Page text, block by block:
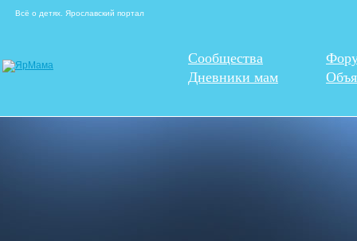
Всё о детях. Ярославский портал
Сообщества
Дневники мам